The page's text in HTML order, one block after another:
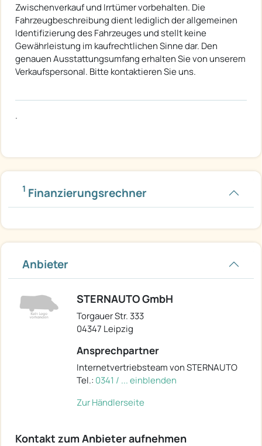
Zwischenverkauf und Irrtümer vorbehalten. Die
Fahrzeugbeschreibung dient lediglich der allgemeinen
Identifizierung des Fahrzeuges und stellt keine
Gewährleistung im kaufrechtlichen Sinne dar. Den
genauen Ausstattungsumfang erhalten Sie von unserem
Verkaufspersonal. Bitte kontaktieren Sie uns.
.
1 Finanzierungsrechner
Anbieter
STERNAUTO GmbH
Torgauer Str. 333
04347 Leipzig
Ansprechpartner
Internetvertriebsteam von STERNAUTO
Tel.: 0341 / ... einblenden
Zur Händlerseite
Kontakt zum Anbieter aufnehmen